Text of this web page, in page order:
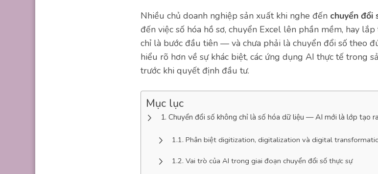
Nhiều chủ doanh nghiệp sản xuất khi nghe đến chuyển đổi
đến việc số hóa hồ sơ, chuyển Excel lên phần mềm, hay
chỉ là bước đầu tiên — và chưa phải là chuyển đổi số theo
hiểu rõ hơn về sự khác biệt, các ứng dụng AI thực tế trong
trước khi quyết định đầu tư.
Mục lục
Chuyển đổi số không chỉ là số hóa dữ liệu — AI mới là lớp tạo
Phân biệt digitization, digitalization và digital
Vai trò của AI trong giai đoạn chuyển đổi số thực sự